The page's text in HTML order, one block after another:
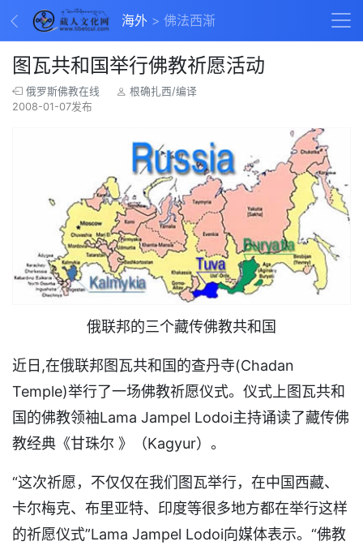
海外 佛法西渐
图瓦共和国举行佛教祈愿活动
俄罗斯佛教在线
根确扎西/编译
2008-01-07发布
俄联邦的三个藏传佛教共和国
近日,在俄联邦图瓦共和国的查丹寺(Chadan
Temple)举行了一场佛教祈愿仪式。仪式上图瓦共和
国的佛教领袖Lama Jampel Lodoi主持诵读了藏传佛
教经典《甘珠尔 》（Kagyur）。
“这次祈愿，不仅仅在我们图瓦举行，在中国西藏、
卡尔梅克、布里亚特、印度等很多地方都在举行这样
的祈愿仪式”Lama Jampel Lodoi向媒体表示。“佛教